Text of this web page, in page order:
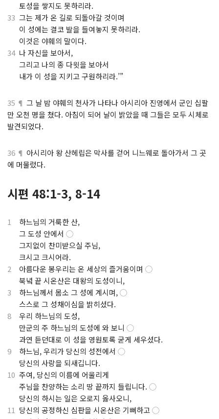
토성을 쌓지도 못하리라.
33 그는 제가 온 길로 되돌아갈 것이며
이 성에는 결코 발을 들여놓지 못하리라.
이것은 야훼의 말이다.
34나 자신을 보아서,
그리고 나의 종 다윗을 보아서
내가 이 성을 지키고 구원하리라.’”
35 ¶ 그 날 밤 야훼의 천사가 나타나 아시리아 진영에서 군인 십팔
만 오천 명을 쳤다. 아침이 되어 날이 밝았을 때 그들은 모두 시체로
발견되었다.
36 ¶ 아시리아 왕 산헤립은 막사를 걷어 니느웨로 돌아가서 그 곳
에 머물렀다.
시편 48:1-3, 8-14
1
하느님의 거룩한 산,
그 도성 안에서 ◯
그지없이 찬미받으실 주님,
크시고 크시어라.
2 아름다운 봉우리는 온 세상의 즐거움이며 ◯
북녘 끝 시온산은 대왕의 도성이니,
3 하느님께서 몸소 그 성에 계시며,◯
스스로 그 성채이심을 밝히셨다.
8 우리 하느님의 도성,
만군의 주 하느님의 도성에 와 보니 ◯
과연 듣던대로 이 성을 영원토록 굳게 세우셨다.
9 하느님, 우리가 당신의 성전에서 ◯
당신의 사랑을 되새깁니다.
10 주여, 당신의 이름에 어울리게
주님을 찬양하는 소리 땅 끝까지 들립니다. ◯
당신의 하시는 일은 오로지 옳사오니,
11 당신의 공정하신 심판을 시온산은 기뻐하고◯